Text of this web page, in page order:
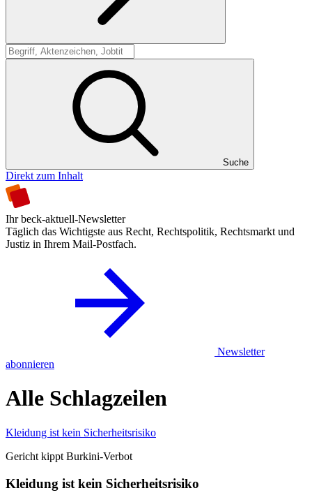
Suche
Suche
Direkt zum Inhalt
Ihr beck-aktuell-Newsletter
Täglich das Wichtigste aus Recht, Rechtspolitik, Rechtsmarkt und
Justiz in Ihrem Mail-Postfach.
Newsletter
abonnieren
Alle Schlagzeilen
Kleidung ist kein Sicherheitsrisiko
Gericht kippt Burkini-Verbot
Kleidung ist kein Sicherheitsrisiko